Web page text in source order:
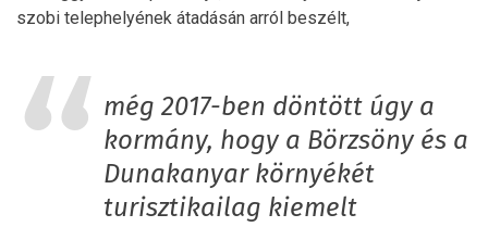
szobi telephelyének átadásán arról beszélt,
még 2017-ben döntött úgy a
kormány, hogy a Börzsöny és a
Dunakanyar környékét
turisztikailag kiemelt